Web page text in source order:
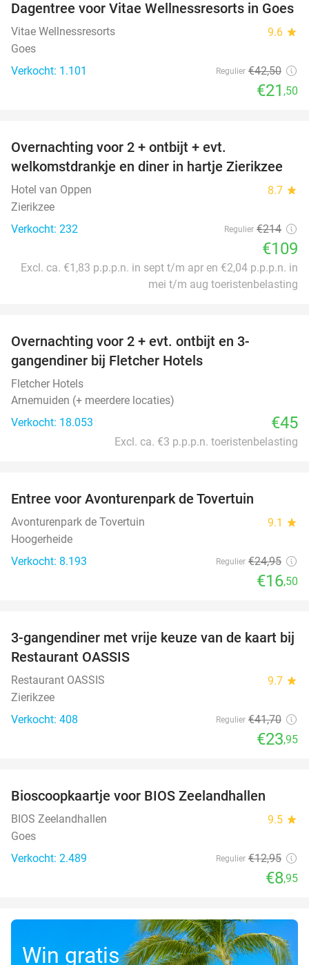
49%
Dagentree voor Vitae Wellnessresorts in Goes
Vitae Wellnessresorts 9.6 star
Goes
Verkocht: 1.101
Regulier €42,50
€21 ,50
Overnachting voor 2 + ontbijt + evt.
welkomstdrankje en diner in hartje Zierikzee
Hotel van Oppen 8.7 star
Zierikzee
Verkocht: 232
Regulier €214
€109
Excl. ca. €1,83 p.p.p.n. in sept t/m apr en €2,04 p.p.p.n. in
mei t/m aug toeristenbelasting
Overnachting voor 2 + evt. ontbijt en 3-
gangendiner bij Fletcher Hotels
Fletcher Hotels
Arnemuiden (+ meerdere locaties)
Verkocht: 18.053
€45
Excl. ca. €3 p.p.p.n. toeristenbelasting
Entree voor Avonturenpark de Tovertuin
Avonturenpark de Tovertuin 9.1 star
Hoogerheide
Verkocht: 8.193
Regulier €24,95
€16,50
43%
3-gangendiner met vrije keuze van de kaart bij
Restaurant OASSIS
Restaurant OASSIS 9.7 star
Zierikzee
Verkocht: 408
Regulier €41,70
€23,95
Bioscoopkaartje voor BIOS Zeelandhallen
BIOS Zeelandhallen 9.5 star
Goes
Verkocht: 2.489
Regulier €12,95
€8,95
Win gratis